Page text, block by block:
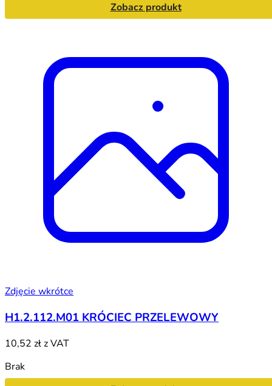
Zobacz produkt
Zdjęcie wkrótce
H1.2.112.M01 KRÓCIEC PRZELEWOWY
10,52 złz VAT
Brak